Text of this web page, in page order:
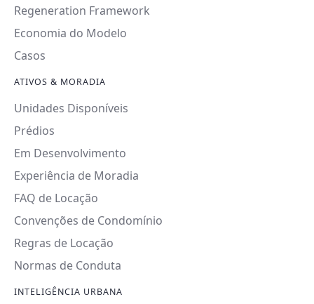
Regeneration Framework
Economia do Modelo
Casos
ATIVOS & MORADIA
Unidades Disponíveis
Prédios
Em Desenvolvimento
Experiência de Moradia
FAQ de Locação
Convenções de Condomínio
Regras de Locação
Normas de Conduta
INTELIGÊNCIA URBANA